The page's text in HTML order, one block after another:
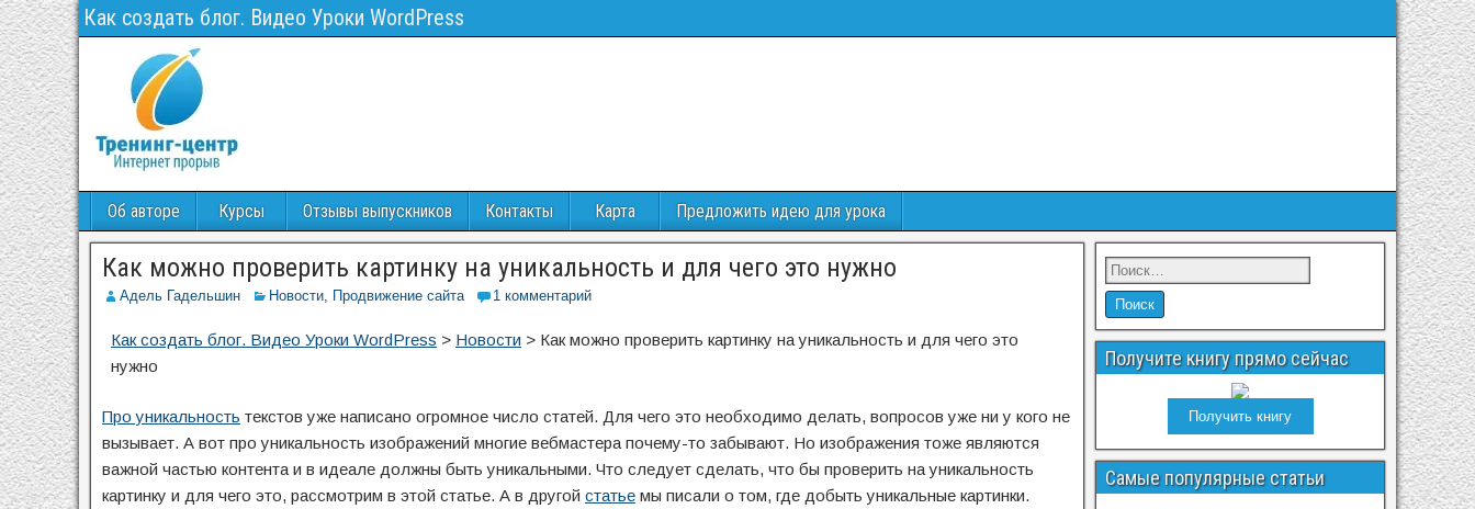
Как создать блог. Видео Уроки WordPress
Об авторе Курсы Отзывы выпускников Контакты Карта Предложить идею для урока
Как можно проверить картинку на уникальность и для чего это нужно
Адель Гадельшин Новости, Продвижение сайта 1 комментарий
Как создать блог. Видео Уроки WordPress > Новости > Как можно проверить картинку на уникальность и для чего это
нужно
Про уникальность текстов уже написано огромное число статей. Для чего это необходимо делать, вопросов уже ни у кого не
вызывает. А вот про уникальность изображений многие вебмастера почему-то забывают. Но изображения тоже являются
важной частью контента и в идеале должны быть уникальными. Что следует сделать, что бы проверить на уникальность
картинку и для чего это, рассмотрим в этой статье. А в другой статье мы писали о том, где добыть уникальные картинки.
Получите книгу прямо сейчас
Получить книгу
Самые популярные статьи